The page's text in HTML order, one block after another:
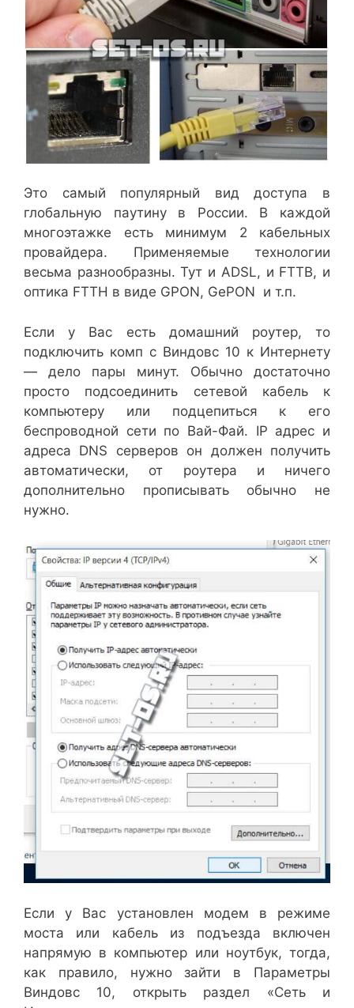
Это самый популярный вид доступа в
глобальную паутину в России. В каждой
многоэтажке есть минимум 2 кабельных
провайдера. Применяемые технологии
весьма разнообразны. Тут и ADSL, и FTTB, и
оптика FTTH в виде GPON, GePON и т.п.
Если у Вас есть домашний роутер, то
подключить комп с Виндовс 10 к Интернету
— дело пары минут. Обычно достаточно
просто подсоединить сетевой кабель к
компьютеру или подцепиться к его
беспроводной сети по Вай-Фай. IP адрес и
адреса DNS серверов он должен получить
автоматически, от роутера и ничего
дополнительно прописывать обычно не
нужно.
Если у Вас установлен модем в режиме
моста или кабель из подъезда включен
напрямую в компьютер или ноутбук, тогда,
как правило, нужно зайти в Параметры
Виндовс 10, открыть раздел «Сеть и